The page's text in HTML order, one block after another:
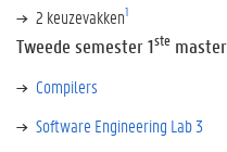
2 keuzevakken1
Tweede semester 1ste master
Compilers
Software Engineering Lab 3